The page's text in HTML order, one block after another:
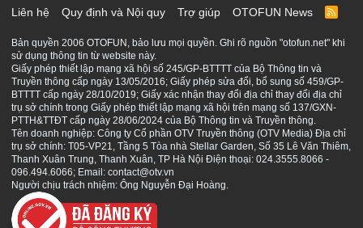
Liên hệ
Quy định và Nội quy Trợ giúp OTOFUN News
R
S
Bản quyền 2006 OTOFUN, bảo lưu mọi quyền. Ghi rõ nguồn "otofun.net" khi
sử dụng thông tin từ website này.
Giấy phép thiết lập mạng xã hội số 245/GP-BTTTT của Bộ Thông tin và
Truyền thông cấp ngày 13/05/2016; Giấy phép sửa đổi, bổ sung số 459/GP-
BTTTT cấp ngày 28/10/2019; Giấy xác nhận thay đổi địa chỉ thay đổi địa chỉ
trụ sở chính trong Giấy phép thiết lập mạng xã hội trên mạng số 137/GXN-
PTTH&TTĐT cấp ngày 28/06/2024 của Bộ Thông tin và Truyền thông.
Tên doanh nghiệp: Công ty Cổ phần OTV Truyền thông (OTV Media) Địa chỉ
trụ sở chính: T05-VP21, Tầng 5 Tòa nhà Stellar Garden, Số 35 Lê Văn Thiêm,
Thanh Xuân Trung, Thanh Xuân, TP Hà Nội Điện thoại: 024.3555.8066 -
096.494.6066; Email: contact@otv.vn
Người chịu trách nhiệm: Ông Nguyễn Đại Hoàng.